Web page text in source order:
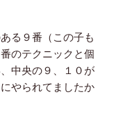
る９番（この子も
のテクニックと個
中央の９、１０が
やられてましたか